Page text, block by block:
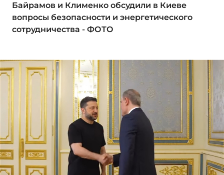
Байрамов и Клименко обсудили в Киеве
вопросы безопасности и энергетического
сотрудничества - ФОТО